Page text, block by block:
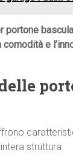
portone
comodità e
struttura.